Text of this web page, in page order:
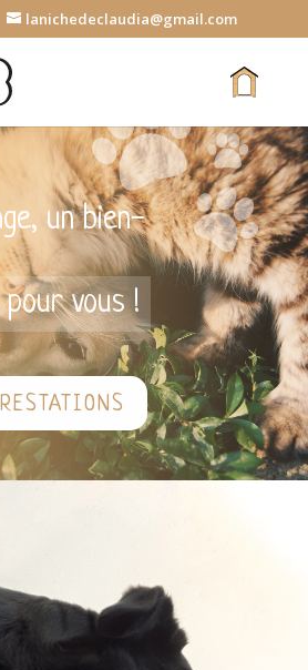
lanichedeclaudia@gmail.com
un bien-
vous !